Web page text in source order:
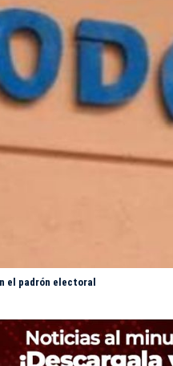
el padrón electoral